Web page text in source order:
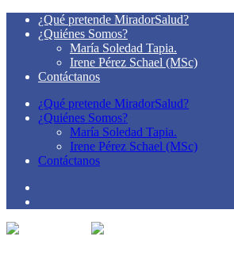
¿Qué pretende MiradorSalud?
¿Quiénes Somos?
María Soledad Tapia.
Irene Pérez Schael (MSc)
Contáctanos
¿Qué pretende MiradorSalud?
¿Quiénes Somos?
María Soledad Tapia.
Irene Pérez Schael (MSc)
Contáctanos